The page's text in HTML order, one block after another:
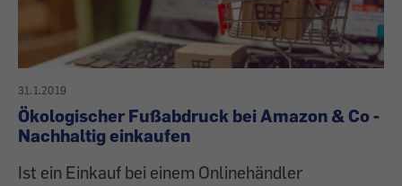
31.1.2019
Ökologischer Fußabdruck bei Amazon & Co -
Nachhaltig einkaufen
Ist ein Einkauf bei einem Onlinehändler